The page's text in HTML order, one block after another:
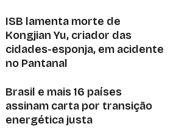
ISB lamenta morte de
Kongjian Yu, criador das
cidades-esponja, em acidente
no Pantanal
Brasil e mais 16 países
assinam carta por transição
energética justa